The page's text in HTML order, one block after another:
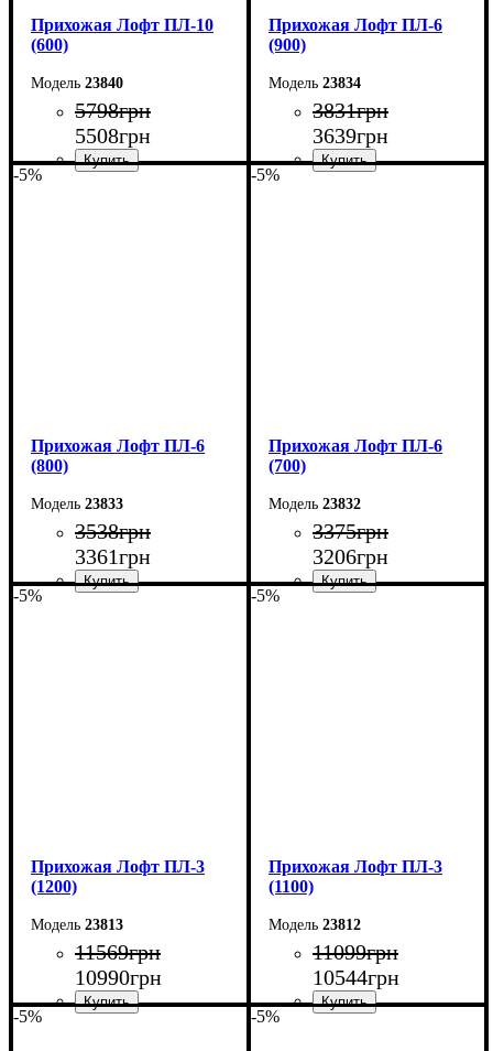
Прихожая Лофт ПЛ-10
(600)
23840
5798грн
5508грн
Прихожая Лофт ПЛ-6
(900)
23834
3831грн
3639грн
-5%
Прихожая Лофт ПЛ-6
(800)
23833
3538грн
3361грн
-5%
Прихожая Лофт ПЛ-6
(700)
23832
3375грн
3206грн
-5%
Прихожая Лофт ПЛ-3
(1200)
23813
11569грн
10990грн
-5%
Прихожая Лофт ПЛ-3
(1100)
23812
11099грн
10544грн
-5% -5%